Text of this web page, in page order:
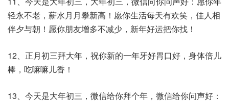
轻永不老，薪水月月攀新高！愿你生活每天有欢笑，佳人相
伴夕与朝！愿你朋友增多不减少，新年好运把你找！
12、正月初三拜大年，祝你新的一年牙好胃口好，身体倍儿
棒，吃嘛嘛儿香！
13、今天是大年初三，微信给你拜个年，微信给你问声好：